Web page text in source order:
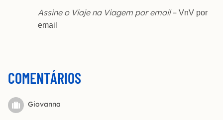
Assine o Viaje na Viagem por email– VnV por
email
COMENTÁRIOS
Giovanna